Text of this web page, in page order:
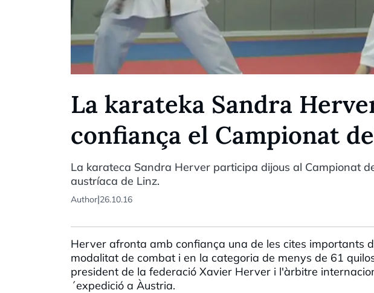
La karateka Sandra
confiança el Campionat
La karateca Sandra Herver participa dijous al Campionat
austríaca de Linz.
Author|26.10.16
Herver afronta amb confiança una de les cites importants
modalitat de combat i en la categoria de menys de 61
president de la federació Xavier Herver i l'àrbitre
´expedició a Àustria.